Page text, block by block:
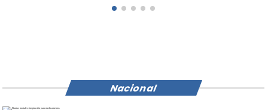
Nacional